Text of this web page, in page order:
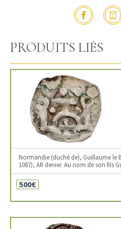
PRODUITS LIÉS
Normandie (duché de), Guillaume le
1087), AR denier. Au nom de son fils
500€